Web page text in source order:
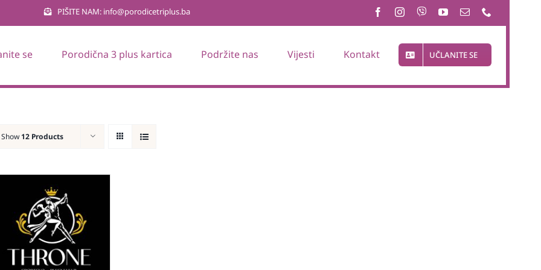
PIŠITE NAM: info@porodicetriplus.ba
se Porodična 3 plus kartica Podržite nas Vijesti Kontakt UČLANITE SE
Show 12 Products